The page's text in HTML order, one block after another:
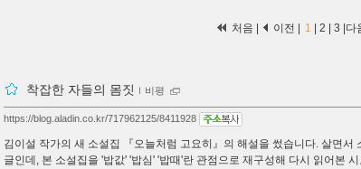
처음 | 이전 | 1 2 3 다
착잡한 자들의 몸짓 ｌ 비평
https://blog.aladin.co.kr/717962125/8411928
김이설 작가의 새 소설집 『오늘처럼 고요히』의 해설을 썼습니다. 살면
글인데, 본 소설집을 '밥값' '밥심' '밥때'란 관점으로 재구성해 다시 읽어본